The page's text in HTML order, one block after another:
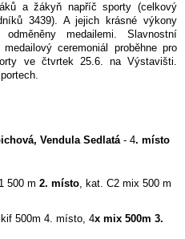
a žákyň napříč sporty (celkový
3439). A jejich krásné výkony
medailemi. Slavnostní
ceremoniál proběhne pro
ve čtvrtek 25.6. na Výstavišti.
Vendula Sedlatá- 4. místo
500 m 2. místo, kat. C2 mix 500 m
500m 4. místo, 4x mix 500m 3.